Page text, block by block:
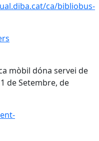
ca/bibliobus-
mòbil dóna servei de
de Setembre, de